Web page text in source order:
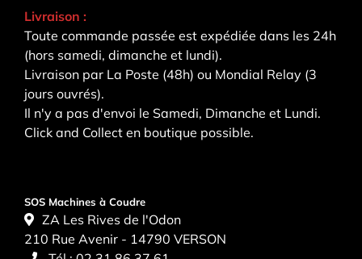
Livraison :
Toute commande passée est expédiée dans les 24h
(hors samedi, dimanche et lundi).
Livraison par La Poste (48h) ou Mondial Relay (3
jours ouvrés).
Il n'y a pas d'envoi le Samedi, Dimanche et Lundi.
Click and Collect en boutique possible.
SOS Machines à Coudre
ZA Les Rives de l'Odon
210 Rue Avenir - 14790 VERSON